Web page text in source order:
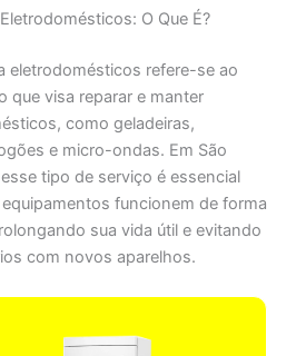
O Que É?
eletrodomésticos refere-se ao
que visa reparar e manter
como geladeiras,
e micro-ondas. Em São
tipo de serviço é essencial
funcionem de forma
sua vida útil e evitando
com novos aparelhos.